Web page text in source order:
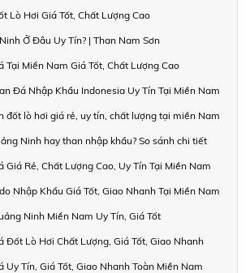
Lò Hơi Giá Tốt, Chất Lượng Cao
Ở Đâu Uy Tín? | Than Nam Sơn
Tại Miền Nam Giá Tốt, Chất Lượng Cao
Đá Nhập Khẩu Indonesia Uy Tín Tại Miền Nam
đốt lò hơi giá rẻ, uy tín, chất lượng tại miền Nam
Ninh hay than nhập khẩu? So sánh chi tiết
Giá Rẻ, Chất Lượng Cao, Uy Tín Tại Miền Nam
Nhập Khẩu Giá Tốt, Giao Nhanh Tại Miền Nam
Ninh Miền Nam Uy Tín, Giá Tốt
Đốt Lò Hơi Chất Lượng, Giá Tốt, Giao Nhanh
Uy Tín, Giá Tốt, Giao Nhanh Toàn Miền Nam